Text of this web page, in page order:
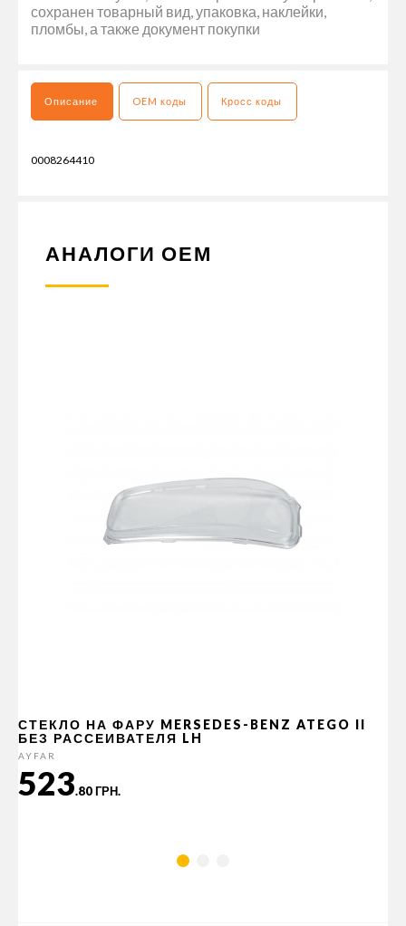
сохранен товарный вид, упаковка, наклейки,
пломбы, а также документ покупки
Описание OEM коды Кросс коды
0008264410
АНАЛОГИ ОЕМ
СТЕКЛО НА ФАРУ MERSEDES-BENZ ATEGO II
БЕЗ РАССЕИВАТЕЛЯ LH
AYFAR
523.80 ГРН.